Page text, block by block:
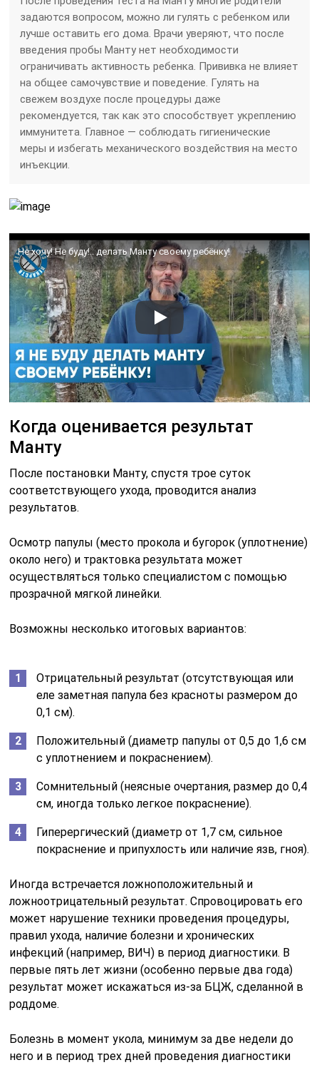
задаются вопросом, можно ли гулять с ребенком или
лучше оставить его дома. Врачи уверяют, что после
введения пробы Манту нет необходимости
ограничивать активность ребенка. Прививка не влияет
на общее самочувствие и поведение. Гулять на
свежем воздухе после процедуры даже
рекомендуется, так как это способствует укреплению
иммунитета. Главное — соблюдать гигиенические
меры и избегать механического воздействия на место
инъекции.
Не хочу! Не буду!.. делать Манту своему ребёнку!
Когда оценивается результат
Манту
После постановки Манту, спустя трое суток
соответствующего ухода, проводится анализ
результатов.
Осмотр папулы (место прокола и бугорок (уплотнение)
около него) и трактовка результата может
осуществляться только специалистом с помощью
прозрачной мягкой линейки.
Возможны несколько итоговых вариантов:
Отрицательный результат (отсутствующая или
еле заметная папула без красноты размером до
0,1 см).
Положительный (диаметр папулы от 0,5 до 1,6 см
с уплотнением и покраснением).
Сомнительный (неясные очертания, размер до 0,4
см, иногда только легкое покраснение).
Гиперергический (диаметр от 1,7 см, сильное
покраснение и припухлость или наличие язв, гноя).
Иногда встречается ложноположительный и
ложноотрицательный результат. Спровоцировать его
может нарушение техники проведения процедуры,
правил ухода, наличие болезни и хронических
инфекций (например, ВИЧ) в период диагностики. В
первые пять лет жизни (особенно первые два года)
результат может искажаться из-за БЦЖ, сделанной в
роддоме.
Болезнь в момент укола, минимум за две недели до
него и в период трех дней проведения диагностики